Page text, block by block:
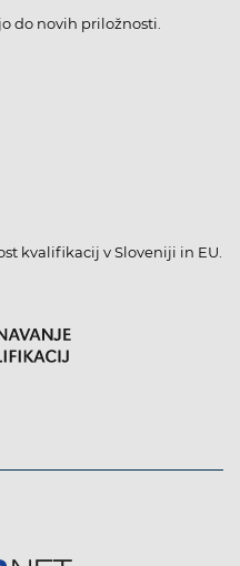
do novih priložnosti.
kvalifikacij v Sloveniji in EU.